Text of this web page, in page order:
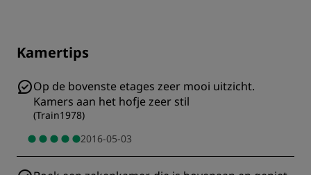
Kamertips
Op de bovenste etages zeer mooi uitzicht.
Kamers aan het hofje zeer stil
(Train1978)
2016-05-03